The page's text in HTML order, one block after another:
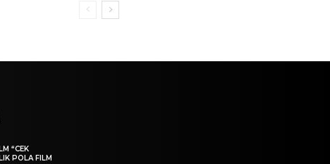
“CEK
POLA FILM